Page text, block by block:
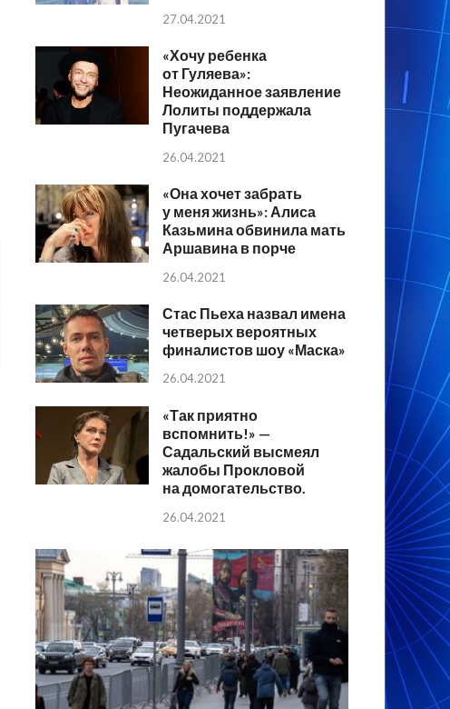
27.04.2021
«Хочу ребенка
от Гуляева»:
Неожиданное заявление
Лолиты поддержала
Пугачева
26.04.2021
«Она хочет забрать
у меня жизнь»: Алиса
Казьмина обвинила мать
Аршавина в порче
26.04.2021
Стас Пьеха назвал имена
четверых вероятных
финалистов шоу «Маска»
26.04.2021
«Так приятно
вспомнить!» —
Садальский высмеял
жалобы Прокловой
на домогательство.
26.04.2021